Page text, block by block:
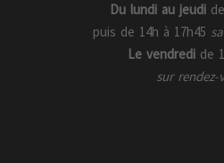
Du lundi au jeudi
puis de 14h à 17h45
Le vendredi de
sur rendez-